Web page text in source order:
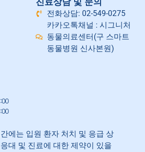
전화상담: 02-549-0275
카카오톡채널 : 시그니처
동물의료센터(구 스마트
동물병원 신사본원)
에는 입원 환자 처치 및 응급 상
대 및 진료에 대한 제약이 있을